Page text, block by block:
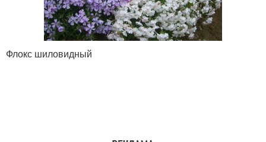
Флокс шиловидный